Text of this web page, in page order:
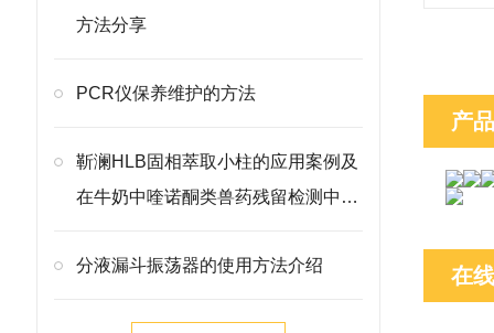
方法分享
PCR仪保养维护的方法
靳澜HLB固相萃取小柱的应用案例及
在牛奶中喹诺酮类兽药残留检测中的
分液漏斗振荡器的使用方法介绍
产
在